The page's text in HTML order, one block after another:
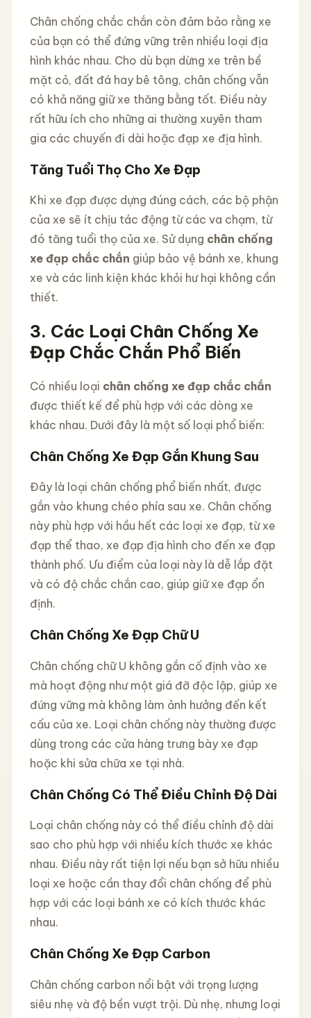
Chân chống chắc chắn còn đảm bảo rằng xe
của bạn có thể đứng vững trên nhiều loại địa
hình khác nhau. Cho dù bạn dừng xe trên bề
mặt cỏ, đất đá hay bê tông, chân chống vẫn
có khả năng giữ xe thăng bằng tốt. Điều này
rất hữu ích cho những ai thường xuyên tham
gia các chuyến đi dài hoặc đạp xe địa hình.
Tăng Tuổi Thọ Cho Xe Đạp
Khi xe đạp được dựng đúng cách, các bộ phận
của xe sẽ ít chịu tác động từ các va chạm, từ
đó tăng tuổi thọ của xe. Sử dụng chân chống
xe đạp chắc chắn giúp bảo vệ bánh xe, khung
xe và các linh kiện khác khỏi hư hại không cần
thiết.
3. Các Loại Chân Chống Xe
Đạp Chắc Chắn Phổ Biến
Có nhiều loại chân chống xe đạp chắc chắn
được thiết kế để phù hợp với các dòng xe
khác nhau. Dưới đây là một số loại phổ biến:
Chân Chống Xe Đạp Gắn Khung Sau
Đây là loại chân chống phổ biến nhất, được
gắn vào khung chéo phía sau xe. Chân chống
này phù hợp với hầu hết các loại xe đạp, từ xe
đạp thể thao, xe đạp địa hình cho đến xe đạp
thành phố. Ưu điểm của loại này là dễ lắp đặt
và có độ chắc chắn cao, giúp giữ xe đạp ổn
định.
Chân Chống Xe Đạp Chữ U
Chân chống chữ U không gắn cố định vào xe
mà hoạt động như một giá đỡ độc lập, giúp xe
đứng vững mà không làm ảnh hưởng đến kết
cấu của xe. Loại chân chống này thường được
dùng trong các cửa hàng trưng bày xe đạp
hoặc khi sửa chữa xe tại nhà.
Chân Chống Có Thể Điều Chỉnh Độ Dài
Loại chân chống này có thể điều chỉnh độ dài
sao cho phù hợp với nhiều kích thước xe khác
nhau. Điều này rất tiện lợi nếu bạn sở hữu nhiều
loại xe hoặc cần thay đổi chân chống để phù
hợp với các loại bánh xe có kích thước khác
nhau.
Chân Chống Xe Đạp Carbon
Chân chống carbon nổi bật với trọng lượng
siêu nhẹ và độ bền vượt trội. Dù nhẹ, nhưng loại